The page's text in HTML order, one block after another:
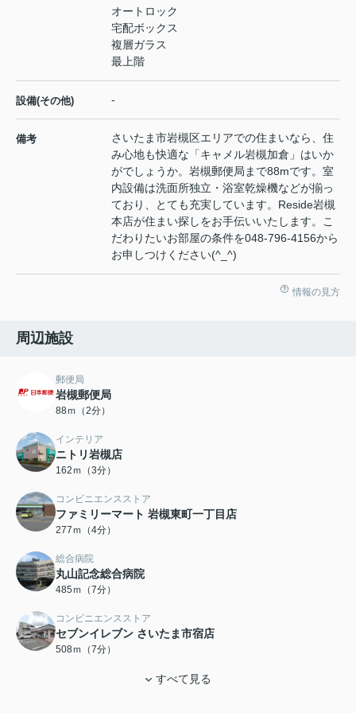
オートロック
宅配ボックス
複層ガラス
最上階
設備(その他) -
備考
さいたま市岩槻区エリアでの住まいなら、住
み心地も快適な「キャメル岩槻加倉」はいか
がでしょうか。岩槻郵便局まで88mです。室
内設備は洗面所独立・浴室乾燥機などが揃っ
ており、とても充実しています。Reside岩槻
本店が住まい探しをお手伝いいたします。こ
だわりたいお部屋の条件を048-796-4156から
お申しつけください(^_^)
情報の見方
周辺施設
郵便局
岩槻郵便局
88ｍ（2分）
インテリア
ニトリ岩槻店
162ｍ（3分）
コンビニエンスストア
ファミリーマート 岩槻東町一丁目店
277ｍ（4分）
総合病院
丸山記念総合病院
485ｍ（7分）
コンビニエンスストア
セブンイレブン さいたま市宿店
508ｍ（7分）
すべて見る